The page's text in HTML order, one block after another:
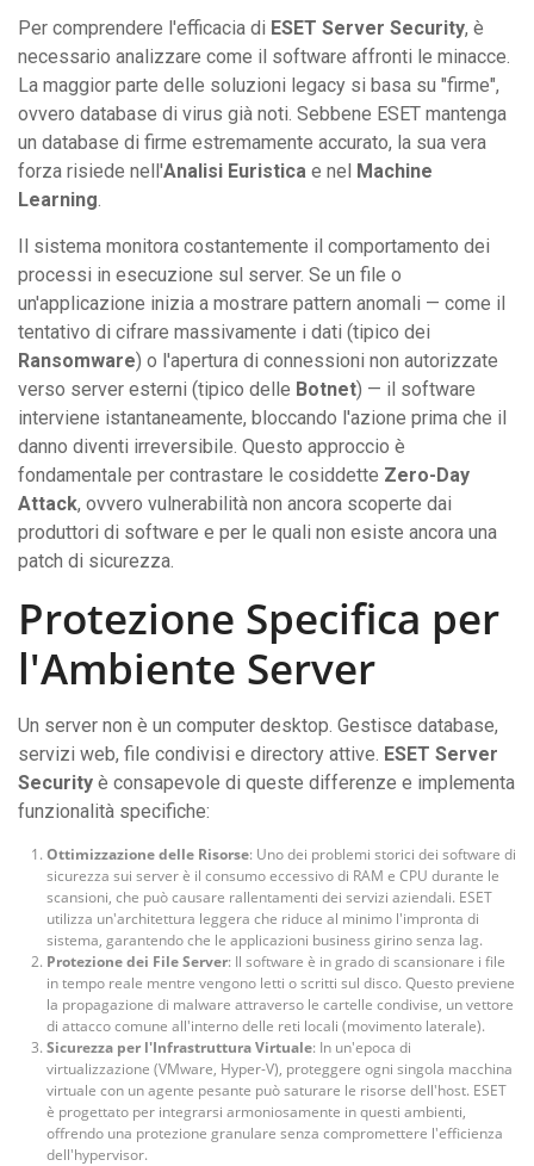
Per comprendere l'efficacia di ESET Server Security, è
necessario analizzare come il software affronti le minacce.
La maggior parte delle soluzioni legacy si basa su "firme",
ovvero database di virus già noti. Sebbene ESET mantenga
un database di firme estremamente accurato, la sua vera
forza risiede nell'Analisi Euristica e nel Machine
Learning.
Il sistema monitora costantemente il comportamento dei
processi in esecuzione sul server. Se un file o
un'applicazione inizia a mostrare pattern anomali — come il
tentativo di cifrare massivamente i dati (tipico dei
Ransomware) o l'apertura di connessioni non autorizzate
verso server esterni (tipico delle Botnet) — il software
interviene istantaneamente, bloccando l'azione prima che il
danno diventi irreversibile. Questo approccio è
fondamentale per contrastare le cosiddette Zero-Day
Attack, ovvero vulnerabilità non ancora scoperte dai
produttori di software e per le quali non esiste ancora una
patch di sicurezza.
Protezione Specifica per
l'Ambiente Server
Un server non è un computer desktop. Gestisce database,
servizi web, file condivisi e directory attive. ESET Server
Security è consapevole di queste differenze e implementa
funzionalità specifiche:
Ottimizzazione delle Risorse: Uno dei problemi storici dei software di
sicurezza sui server è il consumo eccessivo di RAM e CPU durante le
scansioni, che può causare rallentamenti dei servizi aziendali. ESET
utilizza un'architettura leggera che riduce al minimo l'impronta di
sistema, garantendo che le applicazioni business girino senza lag.
Protezione dei File Server: Il software è in grado di scansionare i file
in tempo reale mentre vengono letti o scritti sul disco. Questo previene
la propagazione di malware attraverso le cartelle condivise, un vettore
di attacco comune all'interno delle reti locali (movimento laterale).
Sicurezza per l'Infrastruttura Virtuale: In un'epoca di
virtualizzazione (VMware, Hyper-V), proteggere ogni singola macchina
virtuale con un agente pesante può saturare le risorse dell'host. ESET
è progettato per integrarsi armoniosamente in questi ambienti,
offrendo una protezione granulare senza compromettere l'efficienza
dell'hypervisor.